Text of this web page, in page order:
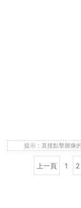
提示：直接點擊圖像
上一頁 1 2